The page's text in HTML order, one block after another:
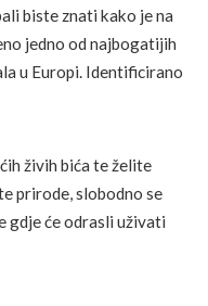
biste znati kako je na
jedno od najbogatijih
u Europi. Identificirano
živih bića te želite
prirode, slobodno se
gdje će odrasli uživati